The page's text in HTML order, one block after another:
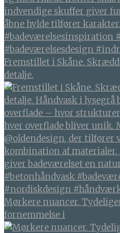
Fremstillet i Skåne.
detalje.
Mørkere nuancer.
fornemmelse i